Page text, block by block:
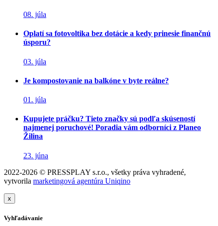
08. júla
Oplatí sa fotovoltika bez dotácie a kedy prinesie finančnú
úsporu?
03. júla
Je kompostovanie na balkóne v byte reálne?
01. júla
Kupujete práčku? Tieto značky sú podľa skúseností
najmenej poruchové! Poradia vám odborníci z Planeo
Žilina
23. júna
2022-2026 © PRESSPLAY s.r.o., všetky práva vyhradené,
vytvorila marketingová agentúra Uniqino
x
Vyhľadávanie